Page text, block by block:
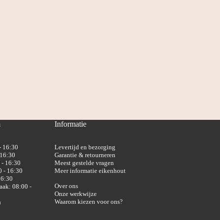
16:30
- 16:30
- 16:30
08:00 -
Informatie
Levertijd en bezorging
Garantie & retourneren
Meest gestelde vragen
Meer informatie eikenhout
Over ons
Onze werkwijze
Waarom kiezen voor ons?